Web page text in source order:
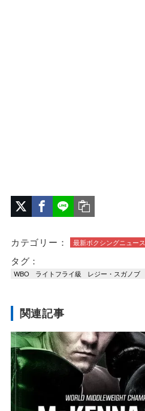
カテゴリー： 最新ボクシングニュース
タグ：
WBO ライトフライ級 レジー・スガノブ
関連記事